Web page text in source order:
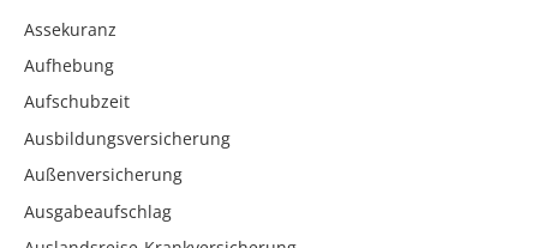
Assekuranz
Aufhebung
Aufschubzeit
Ausbildungsversicherung
Außenversicherung
Ausgabeaufschlag